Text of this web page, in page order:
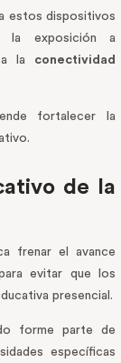
estos dispositivos
la exposición a
a la
conectividad
fortalecer la
de la
frenar el avance
evitar que los
presencial.
forme parte de
específicas